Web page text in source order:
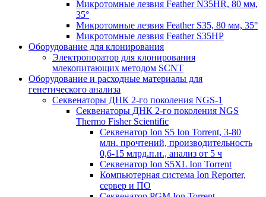
Микротомные лезвия Feather N35HR, 80 мм,
35°
Микротомные лезвия Feather S35, 80 мм, 35°
Микротомные лезвия Feather S35HP
Оборудование для клонирования
Электропоратор для клонирования
млекопитающих методом SCNT
Оборудование и расходные материалы для
генетического анализа
Секвенаторы ДНК 2-го поколения NGS-1
Секвенаторы ДНК 2-го поколения NGS
Thermo Fisher Scientific
Секвенатор Ion S5 Ion Torrent, 3-80
млн. прочтений, производительность
0,6-15 млрд.п.н., анализ от 5 ч
Секвенатор Ion S5XL Ion Torrent
Компьютерная система Ion Reporter,
сервер и ПО